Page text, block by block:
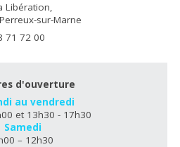
Libération,
sur-Marne
71 72 00
d'ouverture
au vendredi
et 13h30 - 17h30
Samedi
– 12h30